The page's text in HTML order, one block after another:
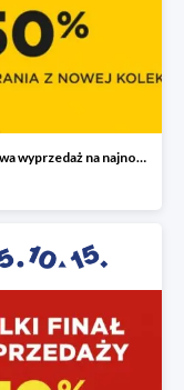
Sezonowa wyprzedaż na najnowszą kolekcję do -50%